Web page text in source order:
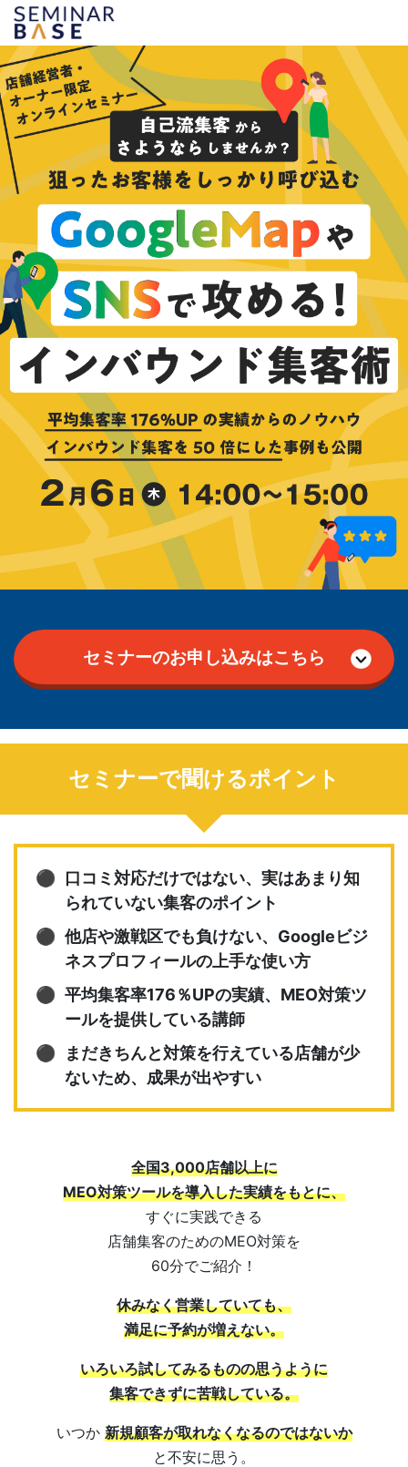
セミナーのお申し込みはこちら
セミナーで聞けるポイント
口コミ対応だけではない、実はあまり知
られていない集客のポイント
他店や激戦区でも負けない、Googleビジ
ネスプロフィールの上手な使い方
平均集客率176％UPの実績、MEO対策ツ
ールを提供している講師
まだきちんと対策を行えている店舗が少
ないため、成果が出やすい
全国3,000店舗以上に
MEO対策ツールを導入した実績をもとに、
すぐに実践できる
店舗集客のためのMEO対策を
60分でご紹介！
休みなく営業していても、
満足に予約が増えない。
いろいろ試してみるものの思うように
集客できずに苦戦している。
いつか 新規顧客が取れなくなるのではないか
と不安に思う。